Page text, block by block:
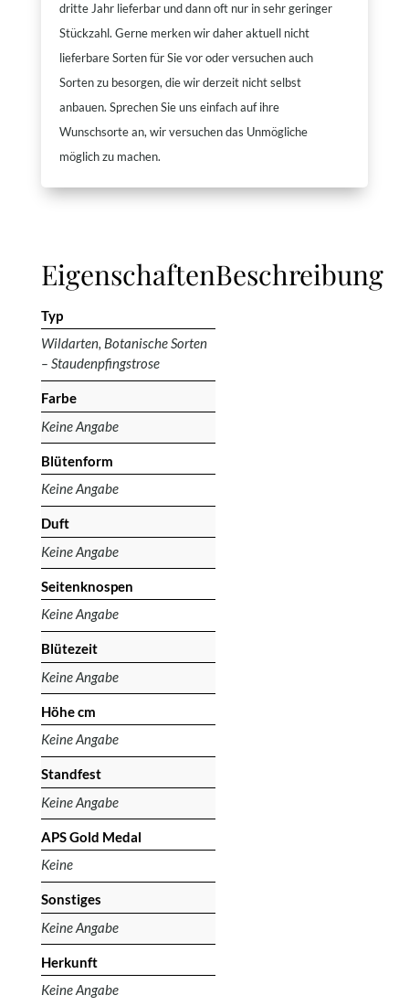
dritte Jahr lieferbar und dann oft nur in sehr geringer
Stückzahl. Gerne merken wir daher aktuell nicht
lieferbare Sorten für Sie vor oder versuchen auch
Sorten zu besorgen, die wir derzeit nicht selbst
anbauen. Sprechen Sie uns einfach auf ihre
Wunschsorte an, wir versuchen das Unmögliche
möglich zu machen.
Eigenschaften
Typ
Wildarten, Botanische Sorten
– Staudenpfingstrose
Farbe
Keine Angabe
Blütenform
Keine Angabe
Duft
Keine Angabe
Seitenknospen
Keine Angabe
Blütezeit
Keine Angabe
Höhe cm
Keine Angabe
Standfest
Keine Angabe
APS Gold Medal
Keine
Sonstiges
Keine Angabe
Herkunft
Keine Angabe
Beschreibung